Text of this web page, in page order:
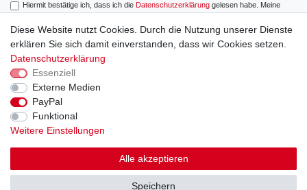
Hiermit bestätige ich, dass ich die Daten­schutz­erklärunggelesen habe. Meine
Einwilligung kann ich jederzeit widerrufen.
Abonnieren
Widerrufs­recht
Daten­schutz­erklärung AGB
Diese Website nutzt Cookies. Durch die Nutzung unserer Dienste
erklären Sie sich damit einverstanden, dass wir Cookies setzen.
Datenschutzerklärung
Essenziell
Externe Medien
PayPal
Funktional
Weitere Einstellungen
Alle akzeptieren
Speichern